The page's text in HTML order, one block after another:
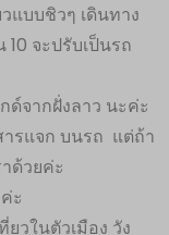
แบบชิวๆ เดินทาง
จะปรับเป็นรถ
จากฝั่งลาว นะค่ะ
รแจก บนรถ แต่ถ้า
ด้วยค่ะ
ะ
วในตัวเมือง วัง